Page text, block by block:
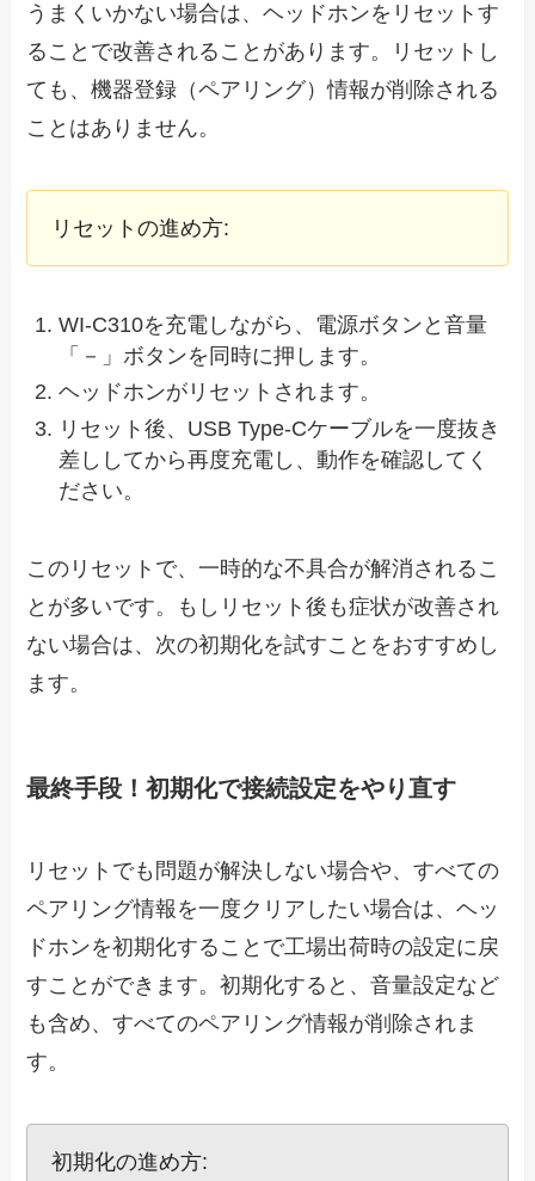
うまくいかない場合は、ヘッドホンをリセットす
ることで改善されることがあります。リセットし
ても、機器登録（ペアリング）情報が削除される
ことはありません。
リセットの進め方:
WI-C310を充電しながら、電源ボタンと音量
「－」ボタンを同時に押します。
ヘッドホンがリセットされます。
リセット後、USB Type-Cケーブルを一度抜き
差ししてから再度充電し、動作を確認してく
ださい。
このリセットで、一時的な不具合が解消されるこ
とが多いです。もしリセット後も症状が改善され
ない場合は、次の初期化を試すことをおすすめし
ます。
最終手段！初期化で接続設定をやり直す
リセットでも問題が解決しない場合や、すべての
ペアリング情報を一度クリアしたい場合は、ヘッ
ドホンを初期化することで工場出荷時の設定に戻
すことができます。初期化すると、音量設定など
も含め、すべてのペアリング情報が削除されま
す。
初期化の進め方: